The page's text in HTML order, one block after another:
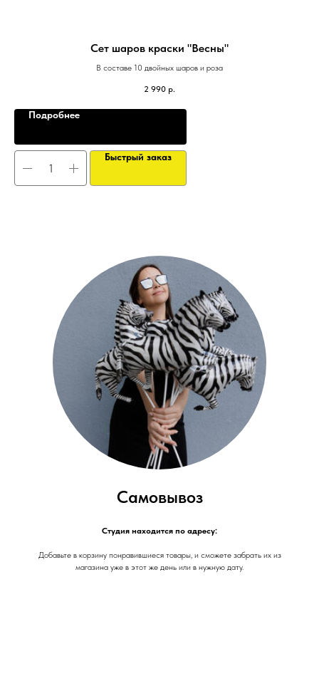
Сет шаров краски "Весны"
В составе 10 двойных шаров и роза
2 990 р.
Подробнее
Быстрый заказ
Самовывоз
Студия находится по адресу:
Добавьте в корзину понравившиеся товары, и сможете забрать их из
магазина уже в этот же день или в нужную дату.